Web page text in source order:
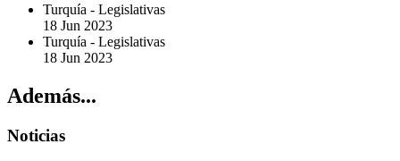
Turquía - Legislativas
18 Jun 2023
Turquía - Legislativas
18 Jun 2023
Además...
Noticias